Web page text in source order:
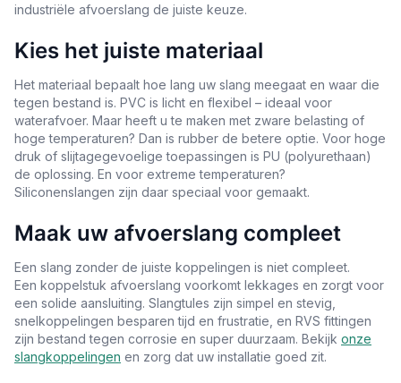
industriële afvoerslang de juiste keuze.
Kies het juiste materiaal
Het materiaal bepaalt hoe lang uw slang meegaat en waar die
tegen bestand is. PVC is licht en flexibel – ideaal voor
waterafvoer. Maar heeft u te maken met zware belasting of
hoge temperaturen? Dan is rubber de betere optie. Voor hoge
druk of slijtagegevoelige toepassingen is PU (polyurethaan)
de oplossing. En voor extreme temperaturen?
Siliconenslangen zijn daar speciaal voor gemaakt.
Maak uw afvoerslang compleet
Een slang zonder de juiste koppelingen is niet compleet.
Een koppelstuk afvoerslang voorkomt lekkages en zorgt voor
een solide aansluiting. Slangtules zijn simpel en stevig,
snelkoppelingen besparen tijd en frustratie, en RVS fittingen
zijn bestand tegen corrosie en super duurzaam. Bekijk onze
slangkoppelingen en zorg dat uw installatie goed zit.